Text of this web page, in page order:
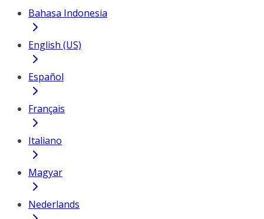
Bahasa Indonesia
English (US)
Español
Français
Italiano
Magyar
Nederlands